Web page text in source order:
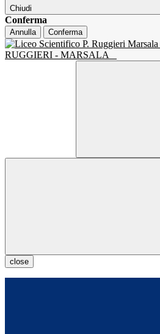
Chiudi
Conferma
Annulla Conferma
RUGGIERI - MARSALA
close